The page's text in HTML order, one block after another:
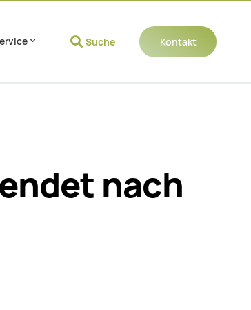
Navigation wiederholen
Suche Kontakt
nach